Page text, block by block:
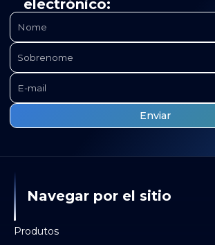
electrónico:
Navegar por el sitio
Produtos